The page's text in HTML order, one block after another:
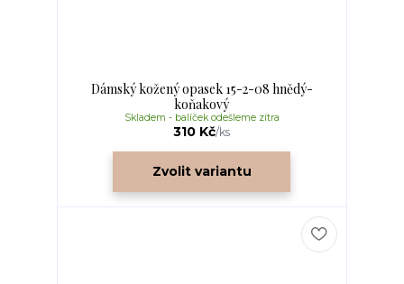
Dámský kožený opasek 15-2-08 hnědý-
koňakový
310 Kč/ks
Skladem - balíček odešleme zítra
Zvolit variantu